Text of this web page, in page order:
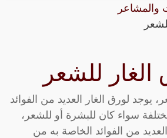
والمشاعر
الغار للشعر
يوجد لورق الغار العديد من الفوائد
سواء كان للبشرة أو للشعر،
من الفوائد الخاصة به من